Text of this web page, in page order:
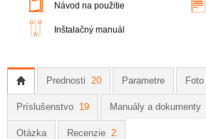
Návod na použitie
Inštalačný manuál
Prednosti 20 Parametre Foto
Príslušenstvo 19 Manuály a dokumenty
Otázka Recenzie 2